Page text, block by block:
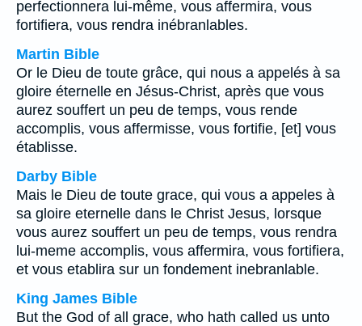
perfectionnera lui-même, vous affermira, vous
fortifiera, vous rendra inébranlables.
Martin Bible
Or le Dieu de toute grâce, qui nous a appelés à sa
gloire éternelle en Jésus-Christ, après que vous
aurez souffert un peu de temps, vous rende
accomplis, vous affermisse, vous fortifie, [et] vous
établisse.
Darby Bible
Mais le Dieu de toute grace, qui vous a appeles à
sa gloire eternelle dans le Christ Jesus, lorsque
vous aurez souffert un peu de temps, vous rendra
lui-meme accomplis, vous affermira, vous fortifiera,
et vous etablira sur un fondement inebranlable.
King James Bible
But the God of all grace, who hath called us unto